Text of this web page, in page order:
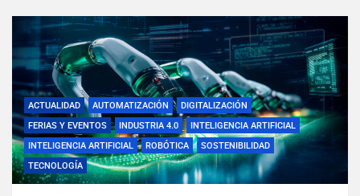
ACTUALIDAD AUTOMATIZACIÓN
DIGITALIZACIÓN
FERIAS Y EVENTOS
INDUSTRIA 4.0
INTELIGENCIA ARTIFICIAL
INTELIGENCIA ARTIFICIAL
ROBÓTICA
SOSTENIBILIDAD
TECNOLOGÍA